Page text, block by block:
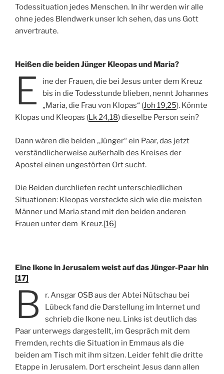
Todessituation jedes Menschen. In ihr werden wir alle
ohne jedes Blendwerk unser Ich sehen, das uns Gott
anvertraute.
Heißen die beiden Jünger Kleopas und Maria?
E
ine der Frauen, die bei Jesus unter dem Kreuz
bis in die Todesstunde blieben, nennt Johannes
„Maria, die Frau von Klopas“ (Joh 19,25). Könnte
Klopas und Kleopas (Lk 24,18) dieselbe Person sein?
Dann wären die beiden „Jünger“ ein Paar, das jetzt
verständlicherweise außerhalb des Kreises der
Apostel einen ungestörten Ort sucht.
Die Beiden durchliefen recht unterschiedlichen
Situationen: Kleopas versteckte sich wie die meisten
Männer und Maria stand mit den beiden anderen
Frauen unter dem Kreuz.[16]
Eine Ikone in Jerusalem weist auf das Jünger-Paar hin
[17]
B
r. Ansgar OSB aus der Abtei Nütschau bei
Lübeck fand die Darstellung im Internet und
schrieb die Ikone neu. Links ist deutlich das
Paar unterwegs dargestellt, im Gespräch mit dem
Fremden, rechts die Situation in Emmaus als die
beiden am Tisch mit ihm sitzen. Leider fehlt die dritte
Etappe in Jerusalem. Dort erscheint Jesus dann allen